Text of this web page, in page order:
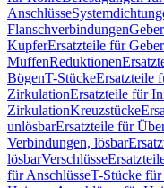
Anschlüsse
Flanschverbindungen
KupferErsatzteile für
MuffenReduktionen
BögenT-StückeErsatzteile
ZirkulationErsatzteile für
ZirkulationKreuzstücke
unlösbarErsatzteile für
Verbindungen, lösbar
lösbarVerschlüsse
für AnschlüsseT-Stücke